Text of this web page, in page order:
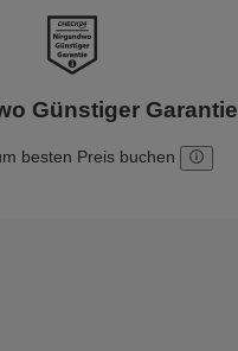
Günstiger Garantie
besten Preis buchen